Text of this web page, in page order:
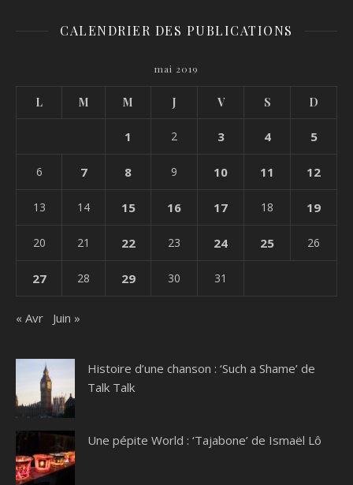
CALENDRIER DES PUBLICATIONS
mai 2019
L M M J V S D
1 2 3 4 5
6 7 8 9 10 11 12
13 14 15 16 17 18 19
20 21 22 23 24 25 26
27 28 29 30 31
« Avr Juin »
Histoire d’une chanson : ‘Such a Shame’ de
Talk Talk
Une pépite World : ‘Tajabone’ de Ismaël Lô